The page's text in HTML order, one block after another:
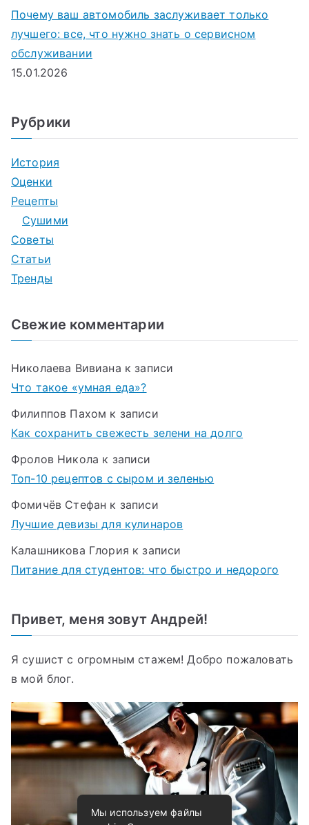
Почему ваш автомобиль заслуживает только
лучшего: все, что нужно знать о сервисном
обслуживании
15.01.2026
Рубрики
История
Оценки
Рецепты
Сушими
Советы
Статьи
Тренды
Свежие комментарии
Николаева Вивиана к записи
Что такое «умная еда»?
Филиппов Пахом к записи
Как сохранить свежесть зелени на долго
Фролов Никола к записи
Топ-10 рецептов с сыром и зеленью
Фомичёв Стефан к записи
Лучшие девизы для кулинаров
Калашникова Глория к записи
Питание для студентов: что быстро и недорого
Привет, меня зовут Андрей!
Я сушист с огромным стажем! Добро пожаловать
в мой блог.
Мы используем файлы